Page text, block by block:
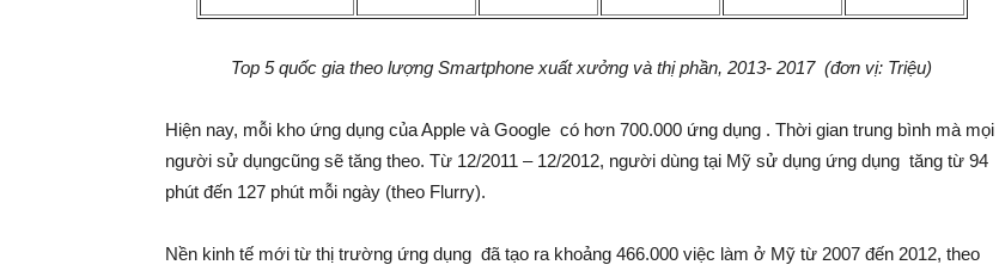
Top 5 quốc gia theo lượng Smartphone xuất xưởng và thị phần, 2013- 2017 (đơn vị: Triệu)
Hiện nay, mỗi kho ứng dụng của Apple và Google có hơn 700.000 ứng dụng . Thời gian trung bình mà mọi
người sử dụngcũng sẽ tăng theo. Từ 12/2011 – 12/2012, người dùng tại Mỹ sử dụng ứng dụng tăng từ 94
phút đến 127 phút mỗi ngày (theo Flurry).
Nền kinh tế mới từ thị trường ứng dụng đã tạo ra khoảng 466.000 việc làm ở Mỹ từ 2007 đến 2012, theo